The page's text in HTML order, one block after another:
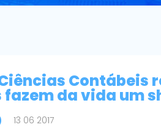
Contábeis
da vida um
13 06 2017